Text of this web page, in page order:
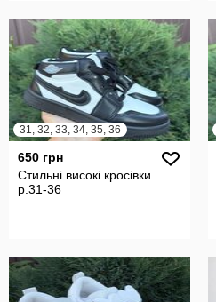
31, 32, 33, 34, 35, 36
650 грн
Стильні високі кросівки
р.31-36